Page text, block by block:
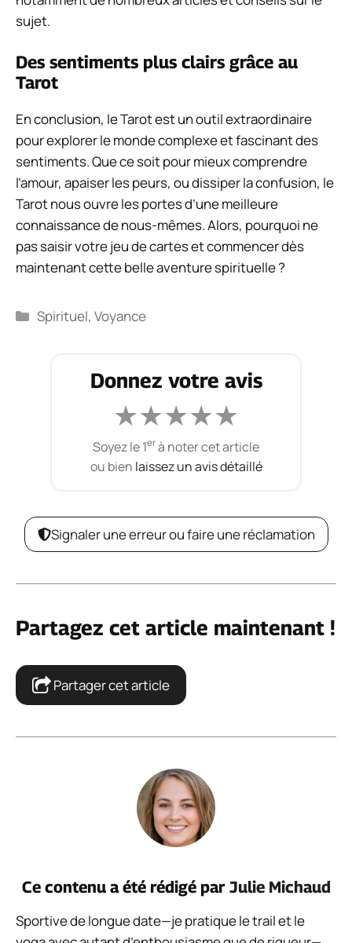
sujet.
Des sentiments plus clairs grâce au
Tarot
En conclusion, le Tarot est un outil extraordinaire
pour explorer le monde complexe et fascinant des
sentiments. Que ce soit pour mieux comprendre
l’amour, apaiser les peurs, ou dissiper la confusion, le
Tarot nous ouvre les portes d’une meilleure
connaissance de nous-mêmes. Alors, pourquoi ne
pas saisir votre jeu de cartes et commencer dès
maintenant cette belle aventure spirituelle ?
Catégories
Spirituel,Voyance
Donnez votre avis
★★★★★
Soyez le 1erà noter cet article
ou bien laissez un avis détaillé
Signaler une erreur ou faire une réclamation
Partagez cet article maintenant !
Partager cet article
Ce contenu a été rédigé par Julie Michaud
Sportive de longue date—je pratique le trail et le